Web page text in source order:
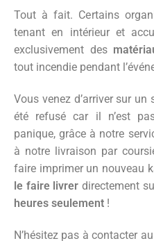
Tout à fait. Certains
tenant en intérieur et
exclusivement des
tout incendie pendant
Vous venez d’arriver sur
été refusé car il n’est
panique, grâce à notre
à notre livraison par
faire imprimer un nouveau
le faire livrer directement
heures seulement !
N’hésitez pas à contacter